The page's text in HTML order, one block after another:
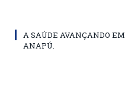
A SAÚDE AVANÇANDO EM
ANAPÚ.